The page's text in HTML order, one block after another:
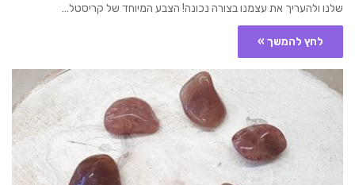
שלנו ולהעריך את עצמנו בצורה נכונה! הצבע המיוחד של קריסטל…
לחץ להמשך »